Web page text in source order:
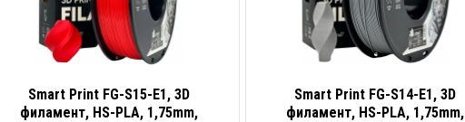
Smart Print FG-S15-E1, 3D
филамент, HS-PLA, 1,75mm,
Smart Print FG-S14-E1, 3D
филамент, HS-PLA, 1,75mm,